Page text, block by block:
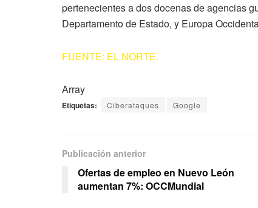
pertenecientes a dos docenas de agencias
Departamento de Estado, y Europa
FUENTE: EL NORTE.
Array
Etiquetas: Ciberataques Google
Publicación anterior
Ofertas de empleo en Nuevo León
aumentan 7%: OCCMundial